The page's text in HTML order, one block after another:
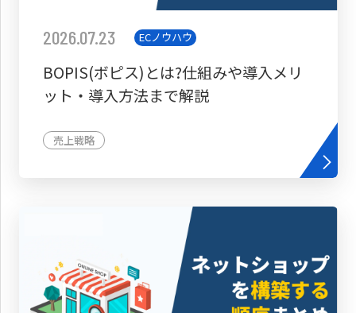
2026.07.23 ECノウハウ
BOPIS(ボピス)とは?仕組みや導入メリ
ット・導入方法まで解説
売上戦略